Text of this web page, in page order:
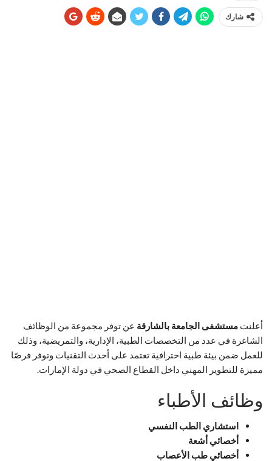
شارك
أعلنت مستشفى الجامعة بالشارقة عن توفر مجموعة من الوظائف
الشاغرة في عدد من التخصصات الطبية، الإدارية، والتمريضية، وذلك
للعمل ضمن بيئة طبية احترافية تعتمد على أحدث التقنيات وتوفر فرصًا
مميزة للتطوير المهني داخل القطاع الصحي في دولة الإمارات.
وظائف الأطباء
استشاري الطب النفسي
أخصائي أشعة
أخصائي طب الأعصاب